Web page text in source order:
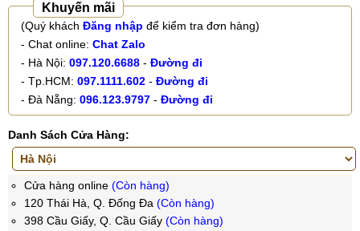
Khuyến mãi
(Quý khách Đăng nhập để kiểm tra đơn hàng)
- Chat online: Chat Zalo
- Hà Nội: 097.120.6688 - Đường đi
- Tp.HCM: 097.1111.602 - Đường đi
- Đà Nẵng: 096.123.9797 - Đường đi
Danh Sách Cửa Hàng:
Cửa hàng online (Còn hàng)
120 Thái Hà, Q. Đống Đa (Còn hàng)
398 Cầu Giấy, Q. Cầu Giấy (Còn hàng)